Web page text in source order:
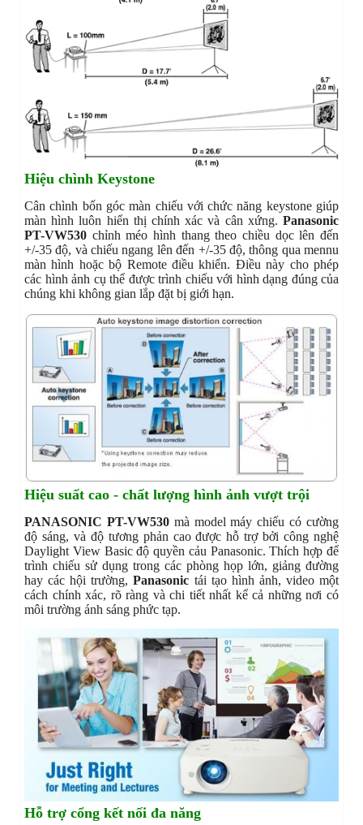
Hiệu chình Keystone
Cân chình bốn góc màn chiếu với chức năng keystone giúp
màn hình luôn hiển thị chính xác và cân xứng. Panasonic
PT-VW530 chỉnh méo hình thang theo chiều dọc lên đến
+/-35 độ, và chiếu ngang lên đến +/-35 độ, thông qua mennu
màn hình hoặc bộ Remote điều khiển. Điều này cho phép
các hình ảnh cụ thể được trình chiếu với hình dạng đúng của
chúng khi không gian lắp đặt bị giới hạn.
Hiệu suất cao - chất lượng hình ảnh vượt trội
PANASONIC PT-VW530mà model máy chiếu có cường
độ sáng, và độ tương phản cao được hỗ trợ bởi công nghệ
Daylight View Basic độ quyền cảu Panasonic. Thích hợp để
trình chiếu sử dụng trong các phòng họp lớn, giảng đường
hay các hội trường,Panasonic tái tạo hình ảnh, video một
cách chính xác, rõ ràng và chi tiết nhất kể cả những nơi có
môi trường ánh sáng phức tạp.
Hỗ trợ cổng kết nối đa năng